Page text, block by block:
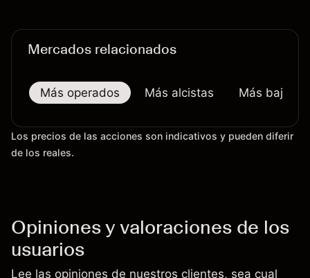
Mercados relacionados
Más operados Más alcistas Más bajistas
Los precios de las acciones son indicativos y pueden diferir
de los reales.
Opiniones y valoraciones de los
usuarios
Lee las opiniones de nuestros clientes, sea cual